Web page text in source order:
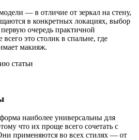
— в отличие от зеркал на стену,
в конкретных локациях, выбор
очередь практичной
это столик в спальне, где
макияж.
статьи
наиболее универсальны для
что их проще всего сочетать с
применяются во всех стилях — от